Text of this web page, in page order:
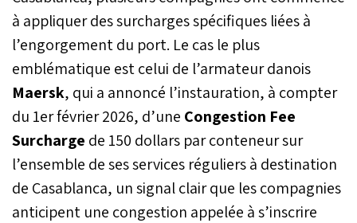
à appliquer des surcharges spécifiques liées à
l’engorgement du port. Le cas le plus
emblématique est celui de l’armateur danois
Maersk, qui a annoncé l’instauration, à compter
du 1er février 2026, d’une Congestion Fee
Surcharge de 150 dollars par conteneur sur
l’ensemble de ses services réguliers à destination
de Casablanca, un signal clair que les compagnies
anticipent une congestion appelée à s’inscrire